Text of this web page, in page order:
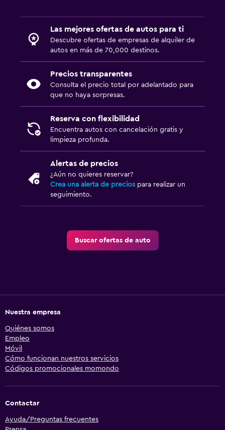
Las mejores ofertas de autos para ti
Descubre ofertas de empresas de alquiler de
autos en más de 70,000 destinos.
Precios transparentes
Consulta el precio total por adelantado para
que no haya sorpresas.
Reserva con flexibilidad
Encuentra autos con cancelación gratis y
limpieza profunda.
Alertas de precios
¿Aún no quieres reservar?
Crea una alerta de precios para realizar un
seguimiento.
Buscar ofertas de auto
Nuestra empresa
Quiénes somos
Empleo
Móvil
Cómo funcionan nuestros servicios
Códigos promocionales momondo
Contactar
Ayuda/Preguntas frecuentes